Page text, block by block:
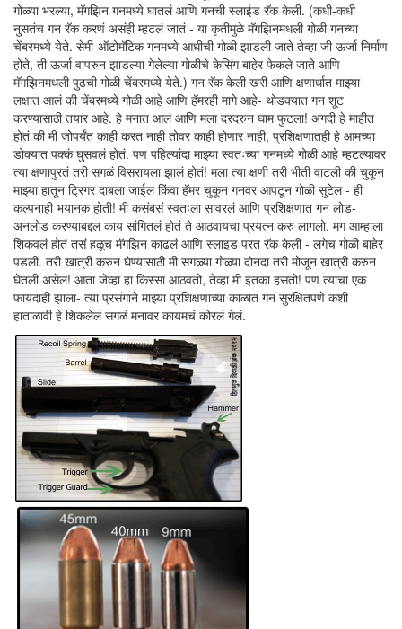
गोळ्या भरल्या, मॅगझिन गनमध्ये घातलं आणि गनची स्लाईड रॅक केली. (कधी-कधी
नुसतंच गन रॅक करणं असंही म्हटलं जातं - या कृतीमुळे मॅगझिनमधली गोळी गनच्या
चेंबरमध्ये येते. सेमी-ऑटोमॅटिक गनमध्ये आधीची गोळी झाडली जाते तेव्हा जी ऊर्जा निर्माण
होते, ती ऊर्जा वापरुन झाडल्या गेलेल्या गोळीचे केसिंग बाहेर फेकले जाते आणि
मॅगझिनमधली पुढची गोळी चेंबरमध्ये येते.) गन रॅक केली खरी आणि क्षणार्धात माझ्या
लक्षात आलं की चेंबरमध्ये गोळी आहे आणि हॅमरही मागे आहे- थोडक्यात गन शूट
करण्यासाठी तयार आहे. हे मनात आलं आणि मला दरदरुन घाम फुटला! अगदी हे माहीत
होतं की मी जोपर्यंत काही करत नाही तोवर काही होणार नाही, प्रशिक्षणातही हे आमच्या
डोक्यात पक्कं घुसवलं होतं. पण पहिल्यांदा माझ्या स्वतःच्या गनमध्ये गोळी आहे म्हटल्यावर
त्या क्षणापुरतं तरी सगळं विसरायला झालं होतं! मला त्या क्षणी तरी भीती वाटली की चुकून
माझ्या हातून ट्रिगर दाबला जाईल किंवा हॅमर चुकून गनवर आपटून गोळी सुटेल - ही
कल्पनाही भयानक होती! मी कसंबसं स्वतःला सावरलं आणि प्रशिक्षणात गन लोड-
अनलोड करण्याबद्दल काय सांगितलं होतं ते आठवायचा प्रयत्न करु लागलो. मग आम्हाला
शिकवलं होतं तसं हळूच मॅगझिन काढलं आणि स्लाइड परत रॅक केली - लगेच गोळी बाहेर
पडली. तरी खात्री करुन घेण्यासाठी मी सगळ्या गोळ्या दोनदा तरी मोजून खात्री करुन
घेतली असेल! आता जेव्हा हा किस्सा आठवतो, तेव्हा मी इतका हसतो! पण त्याचा एक
फायदाही झाला- त्या प्रसंगाने माझ्या प्रशिक्षणाच्या काळात गन सुरक्षितपणे कशी
हाताळावी हे शिकलेलं सगळं मनावर कायमचं कोरलं गेलं.